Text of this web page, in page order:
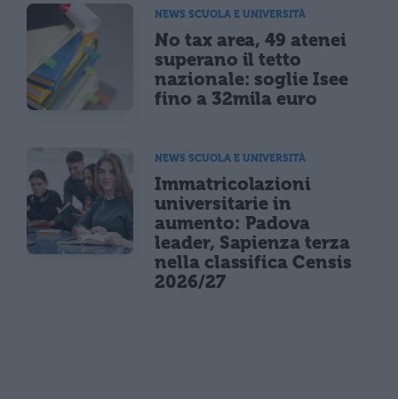
NEWS SCUOLA E UNIVERSITÀ
No tax area, 49 atenei
superano il tetto
nazionale: soglie Isee
fino a 32mila euro
NEWS SCUOLA E UNIVERSITÀ
Immatricolazioni
universitarie in
aumento: Padova
leader, Sapienza terza
nella classifica Censis
2026/27